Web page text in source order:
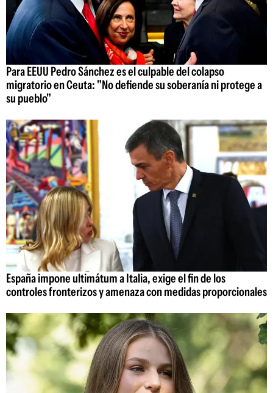
Para EEUU Pedro Sánchez es el culpable del colapso
migratorio en Ceuta: "No defiende su soberanía ni protege a
su pueblo"
España impone ultimátum a Italia, exige el fin de los
controles fronterizos y amenaza con medidas proporcionales